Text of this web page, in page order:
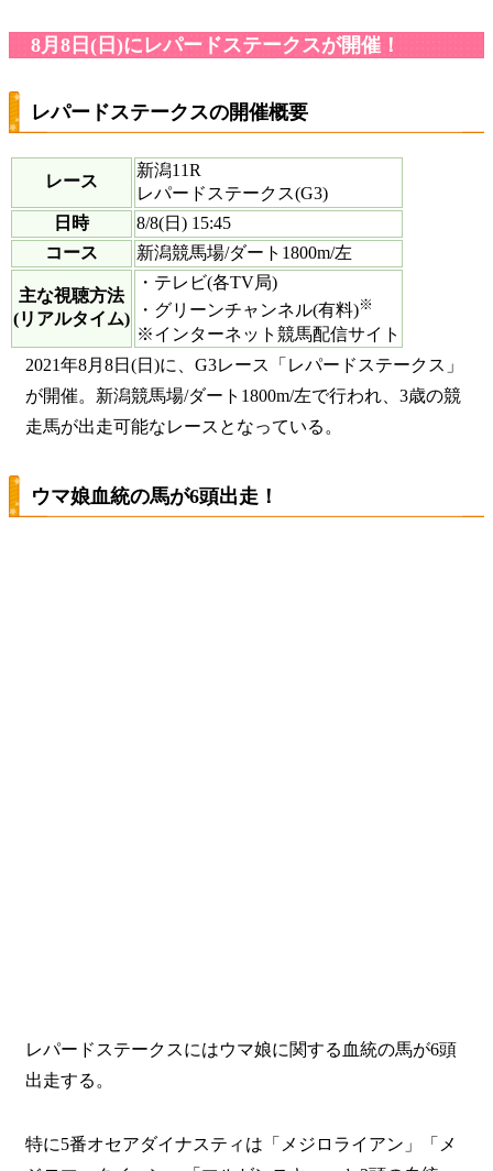
8月8日(日)にレパードステークスが開催！
レパードステークスの開催概要
レース
新潟11R
レパードステークス(G3)
日時
8/8(日) 15:45
コース
新潟競馬場/ダート1800m/左
主な視聴方法
(リアルタイム)
・テレビ(各TV局)
・グリーンチャンネル(有料)※
※インターネット競馬配信サイト
2021年8月8日(日)に、G3レース「レパードステークス」
が開催。新潟競馬場/ダート1800m/左で行われ、3歳の競
走馬が出走可能なレースとなっている。
ウマ娘血統の馬が6頭出走！
レパードステークスにはウマ娘に関する血統の馬が6頭
出走する。
特に5番オセアダイナスティは「メジロライアン」「メ